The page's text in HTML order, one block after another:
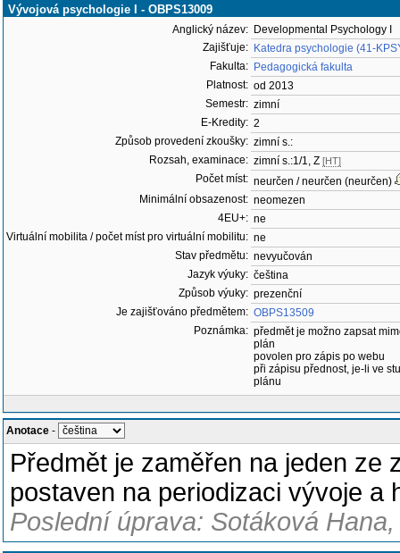
Vývojová psychologie I - OBPS13009
Anglický název: Developmental Psychology I
Zajišťuje: Katedra psychologie (41-
Fakulta: Pedagogická fakulta
Platnost: od 2013
Semestr: zimní
E-Kredity: 2
Způsob provedení zkoušky: zimní s.:
Rozsah, examinace: zimní s.:1/1, Z [HT]
Počet míst: neurčen / neurčen (neurčen)
Minimální obsazenost: neomezen
4EU+: ne
Virtuální mobilita / počet míst pro virtuální mobilitu: ne
Stav předmětu: nevyučován
Jazyk výuky: čeština
Způsob výuky: prezenční
Je zajišťováno předmětem: OBPS13509
Poznámka: předmět je možno zapsat
plán
povolen pro zápis po webu
při zápisu přednost, je-li ve
plánu
Anotace -
Předmět je zaměřen na jeden ze
postaven na periodizaci vývoje
Poslední úprava: Sotáková